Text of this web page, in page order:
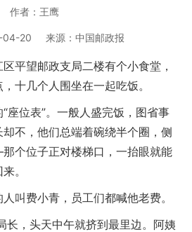
企业文化
作者： 王鹰
04-20 来源： 中国邮政报
望邮政支局二楼有个小食堂，
十几个人围坐在一起吃饭。
位表”。一般人盛完饭，图省事
不，他们总端着碗绕半个圈，侧
个位子正对楼梯口，一抬眼就能
。
费小青，员工们都喊他老费。
，头天中午就挤到最里边。阿姨